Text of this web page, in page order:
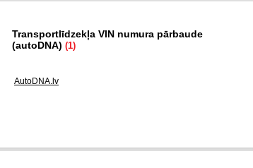
Transportlīdzekļa VIN numura pārbaude
(autoDNA) (1)
AutoDNA.lv